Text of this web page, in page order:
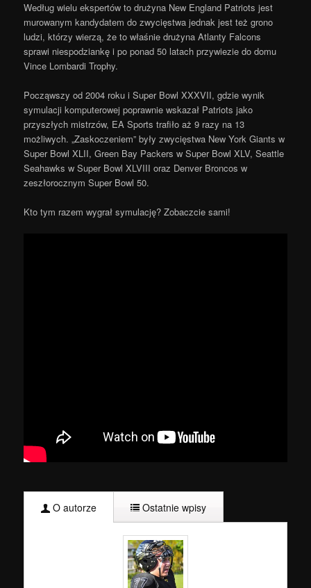
Według wielu ekspertów to drużyna New England Patriots jest
murowanym kandydatem do zwycięstwa jednak jest też grono
ludzi, którzy wierzą, że to właśnie drużyna Atlanty Falcons
sprawi niespodziankę i po ponad 50 latach przywiezie do domu
Vince Lombardi Trophy.
Począwszy od 2004 roku i Super Bowl XXXVII, gdzie wynik
symulacji komputerowej poprawnie wskazał Patriots jako
przyszłych mistrzów, EA Sports trafiło aż 9 razy na 13
możliwych. „Zaskoczeniem” były zwycięstwa New York Giants w
Super Bowl XLII, Green Bay Packers w Super Bowl XLV, Seattle
Seahawks w Super Bowl XLVIII oraz Denver Broncos w
zeszłorocznym Super Bowl 50.
Kto tym razem wygrał symulację? Zobaczcie sami!
O autorze Ostatnie wpisy